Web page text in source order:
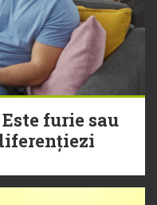
furie sau